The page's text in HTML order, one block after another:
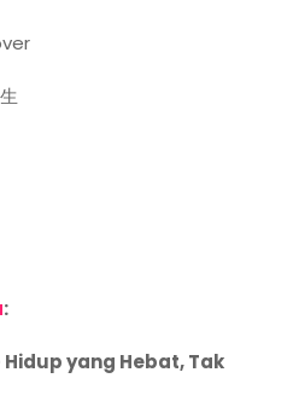
:
yang Hebat, Tak